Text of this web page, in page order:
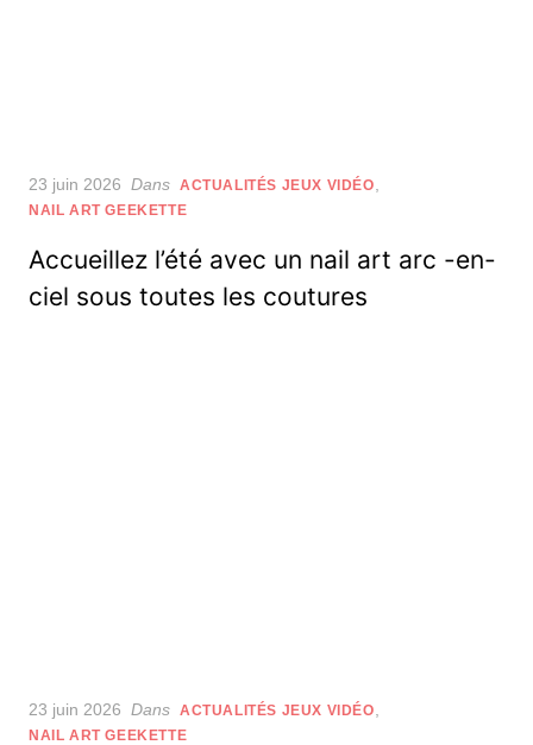
Posted
on
23 juin 2026 Dans ACTUALITÉS JEUX VIDÉO,
NAIL ART GEEKETTE
Accueillez l’été avec un nail art arc -en-
ciel sous toutes les coutures
Posted
on
23 juin 2026 Dans ACTUALITÉS JEUX VIDÉO,
NAIL ART GEEKETTE